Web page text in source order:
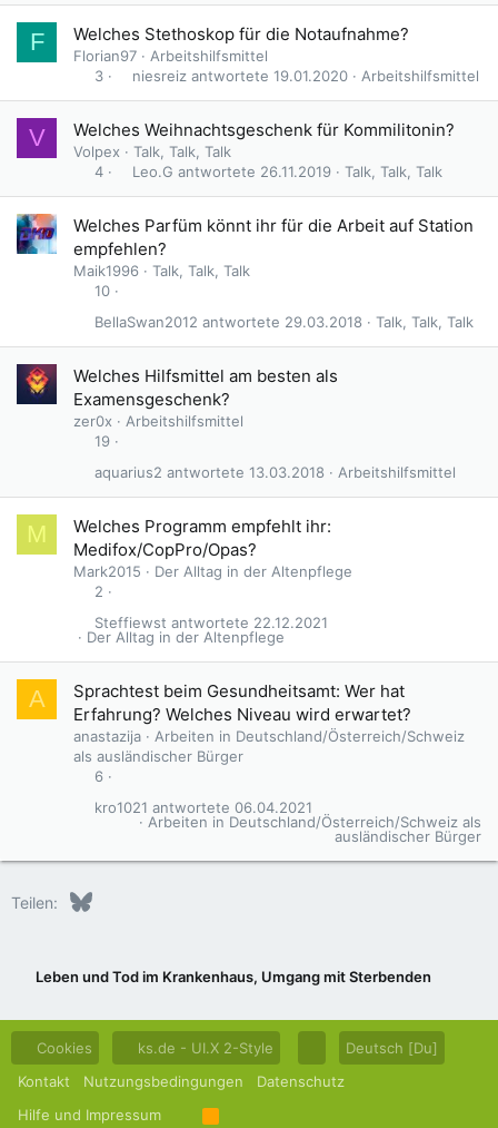
F Welches Stethoskop für die Notaufnahme?
Florian97
Arbeitshilfsmittel
3
Arbeitshilfsmittel
19.01.2020
niesreiz
V Welches Weihnachtsgeschenk für Kommilitonin?
Volpex
Talk, Talk, Talk
4
Talk, Talk, Talk
26.11.2019
Leo.G
Welches Parfüm könnt ihr für die Arbeit auf Station
empfehlen?
Maik1996
Talk, Talk, Talk
10
Talk, Talk, Talk
29.03.2018
BellaSwan2012
Welches Hilfsmittel am besten als
Examensgeschenk?
zer0x
Arbeitshilfsmittel
19
Arbeitshilfsmittel
13.03.2018
aquarius2
M
Welches Programm empfehlt ihr:
Medifox/CopPro/Opas?
Mark2015
Der Alltag in der Altenpflege
2
Der Alltag in der Altenpflege
22.12.2021
Steffiewst
A
Sprachtest beim Gesundheitsamt: Wer hat
Erfahrung? Welches Niveau wird erwartet?
anastazija
Arbeiten in Deutschland/Österreich/Schweiz
als ausländischer Bürger
6
Arbeiten in Deutschland/Österreich/Schweiz als
ausländischer Bürger
06.04.2021
kro1021
Teilen: Bluesky
Leben und Tod im Krankenhaus, Umgang mit Sterbenden
Cookies ks.de - UI.X 2-Style
Deutsch [Du]
Kontakt
Nutzungsbedingungen
Datenschutz
Hilfe und Impressum
R